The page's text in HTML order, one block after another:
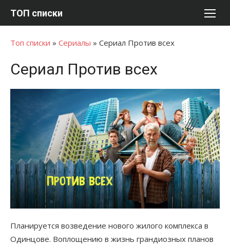
ТОП списки
Топ списки » Сериалы » Сериал Против всех
Сериал Против всех
Планируется возведение нового жилого комплекса в
Одинцове. Воплощению в жизнь грандиозных планов